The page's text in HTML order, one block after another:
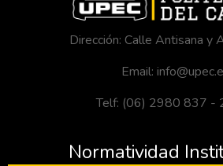
Dirección: Calle Antisana y
Email:
Telf: (06) 2980 837 -
Normatividad